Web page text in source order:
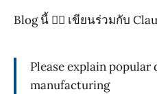
Blog นี้ ✍🏼 เขียนร่วมกับ
Please explain popular
manufacturing